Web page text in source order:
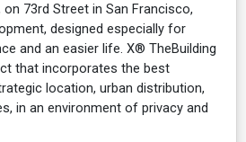
73rd Street in San Francisco,
designed especially for
and an easier life. X® TheBuilding
that incorporates the best
location, urban distribution,
in an environment of privacy and